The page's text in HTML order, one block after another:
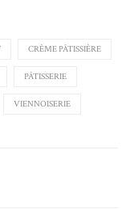
CRÈME PÂTISSIÈRE
PÂTISSERIE
VIENNOISERIE